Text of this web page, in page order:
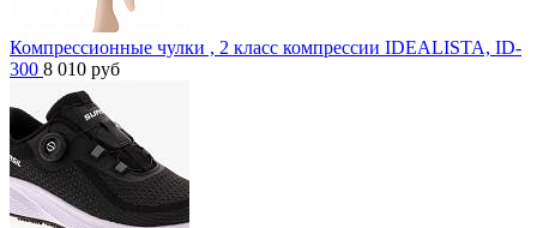
Компрессионные чулки , 2 класс компрессии IDEALISTA, ID-
300 8 010 руб